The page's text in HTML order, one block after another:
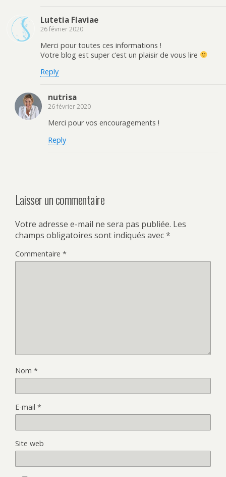
Lutetia Flaviae
26 février 2020
Merci pour toutes ces informations !
Votre blog est super c’est un plaisir de vous lire
Reply
nutrisa
26 février 2020
Merci pour vos encouragements !
Reply
Laisser un commentaire
Votre adresse e-mail ne sera pas publiée. Les
champs obligatoires sont indiqués avec*
Commentaire *
Nom *
E-mail *
Site web